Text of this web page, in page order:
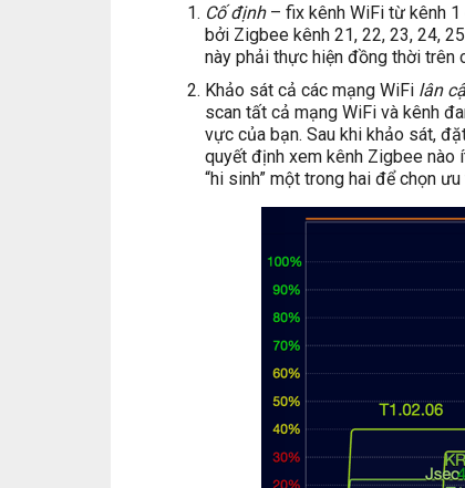
Cố định– fix kênh WiFi từ kênh 1
bởi Zigbee kênh 21, 22, 23, 24,
này phải thực hiện đồng thời trên
Khảo sát cả các mạng WiFi lân
scan tất cả mạng WiFi và kênh
vực của bạn. Sau khi khảo sát,
quyết định xem kênh Zigbee nào
“hi sinh” một trong hai để chọn